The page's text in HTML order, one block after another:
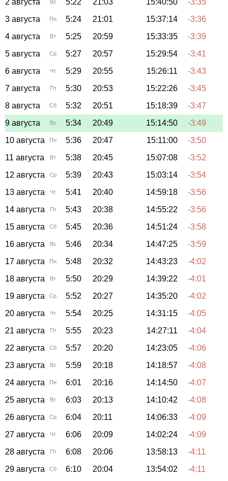
Вс
3 августа
Пн 5:24 21:01 15:37:14
-3:36
4 августа
Вт 5:25 20:59 15:33:35
-3:39
5 августа
Ср 5:27 20:57 15:29:54
-3:41
6 августа
Чт 5:29 20:55 15:26:11
-3:43
7 августа
Пт 5:30 20:53 15:22:26
-3:45
8 августа
Сб 5:32 20:51 15:18:39
-3:47
9 августа
Вс 5:34 20:49 15:14:50
-3:49
10 августа
Пн 5:36 20:47 15:11:00
-3:50
11 августа
Вт 5:38 20:45 15:07:08
-3:52
12 августа
Ср 5:39 20:43 15:03:14
-3:54
13 августа
Чт 5:41 20:40 14:59:18
-3:56
14 августа
Пт 5:43 20:38 14:55:22
-3:56
15 августа
Сб 5:45 20:36 14:51:24
-3:58
16 августа
Вс 5:46 20:34 14:47:25
-3:59
17 августа
Пн 5:48 20:32 14:43:23
-4:02
18 августа
Вт 5:50 20:29 14:39:22
-4:01
19 августа
Ср 5:52 20:27 14:35:20
-4:02
20 августа
Чт 5:54 20:25 14:31:15
-4:05
21 августа
Пт 5:55 20:23 14:27:11
-4:04
22 августа
Сб 5:57 20:20 14:23:05
-4:06
23 августа
Вс 5:59 20:18 14:18:57
-4:08
24 августа
Пн 6:01 20:16 14:14:50
-4:07
25 августа
Вт 6:03 20:13 14:10:42
-4:08
26 августа
Ср 6:04 20:11 14:06:33
-4:09
27 августа
Чт 6:06 20:09 14:02:24
-4:09
28 августа
Пт 6:08 20:06 13:58:13
-4:11
29 августа
Сб 6:10 20:04 13:54:02 -4:11